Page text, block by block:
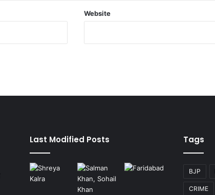
Website
Last Modified Posts Tags
BJP
CRIME